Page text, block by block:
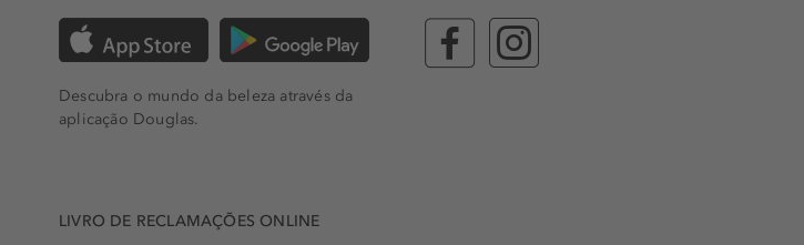
Descubra o mundo da beleza através da
aplicação Douglas.
LIVRO DE RECLAMAÇÕES ONLINE